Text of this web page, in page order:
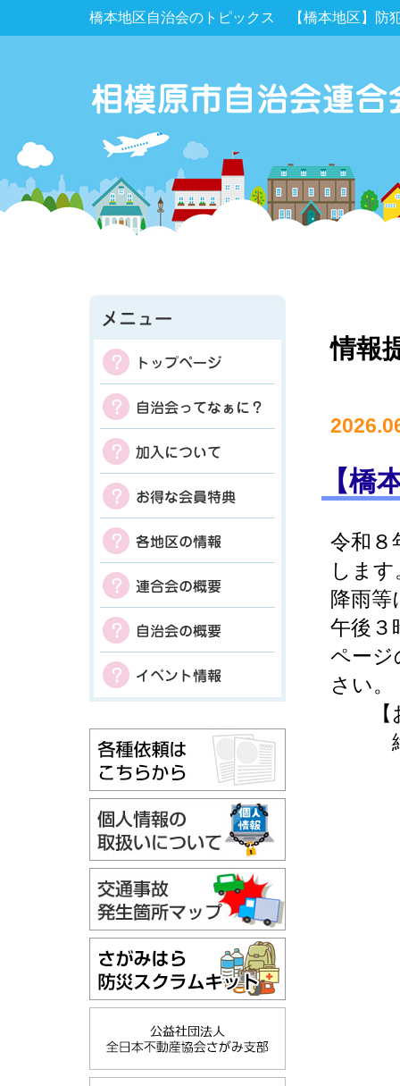
橋本地区自治会のトピックス 【橋本地区】防
情報
【橋
令和８
します
降雨等
午後３
ページ
さい。
【お
緑区